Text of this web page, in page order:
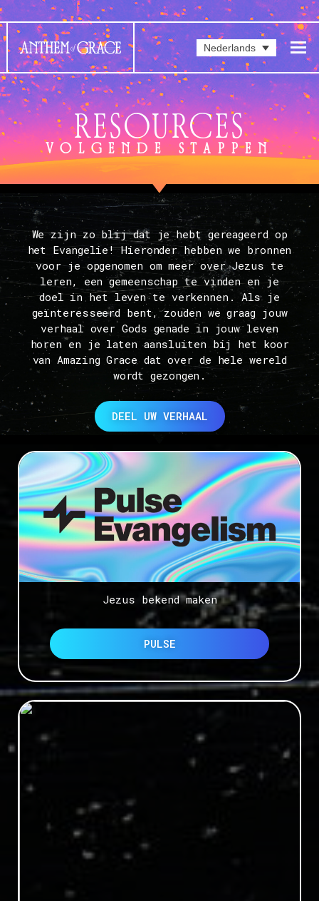
Nederlands
RESOURCES
VOLGENDE STAPPEN
We zijn zo blij dat je hebt gereageerd op
het Evangelie! Hieronder hebben we bronnen
voor je opgenomen om meer over Jezus te
leren, een gemeenschap te vinden en je
doel in het leven te verkennen. Als je
geïnteresseerd bent, zouden we graag jouw
verhaal over Gods genade in jouw leven
horen en je laten aansluiten bij het koor
van Amazing Grace dat over de hele wereld
wordt gezongen.
DEEL UW VERHAAL
Jezus bekend maken
PULSE